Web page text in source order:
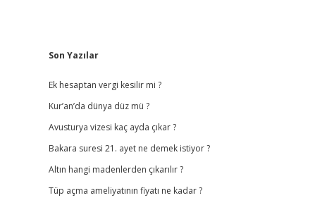
Sidebar
Son Yazılar
Ek hesaptan vergi kesilir mi ?
Kur’an’da dünya düz mü ?
Avusturya vizesi kaç ayda çıkar ?
Bakara suresi 21. ayet ne demek istiyor ?
Altın hangi madenlerden çıkarılır ?
Tüp açma ameliyatının fiyatı ne kadar ?